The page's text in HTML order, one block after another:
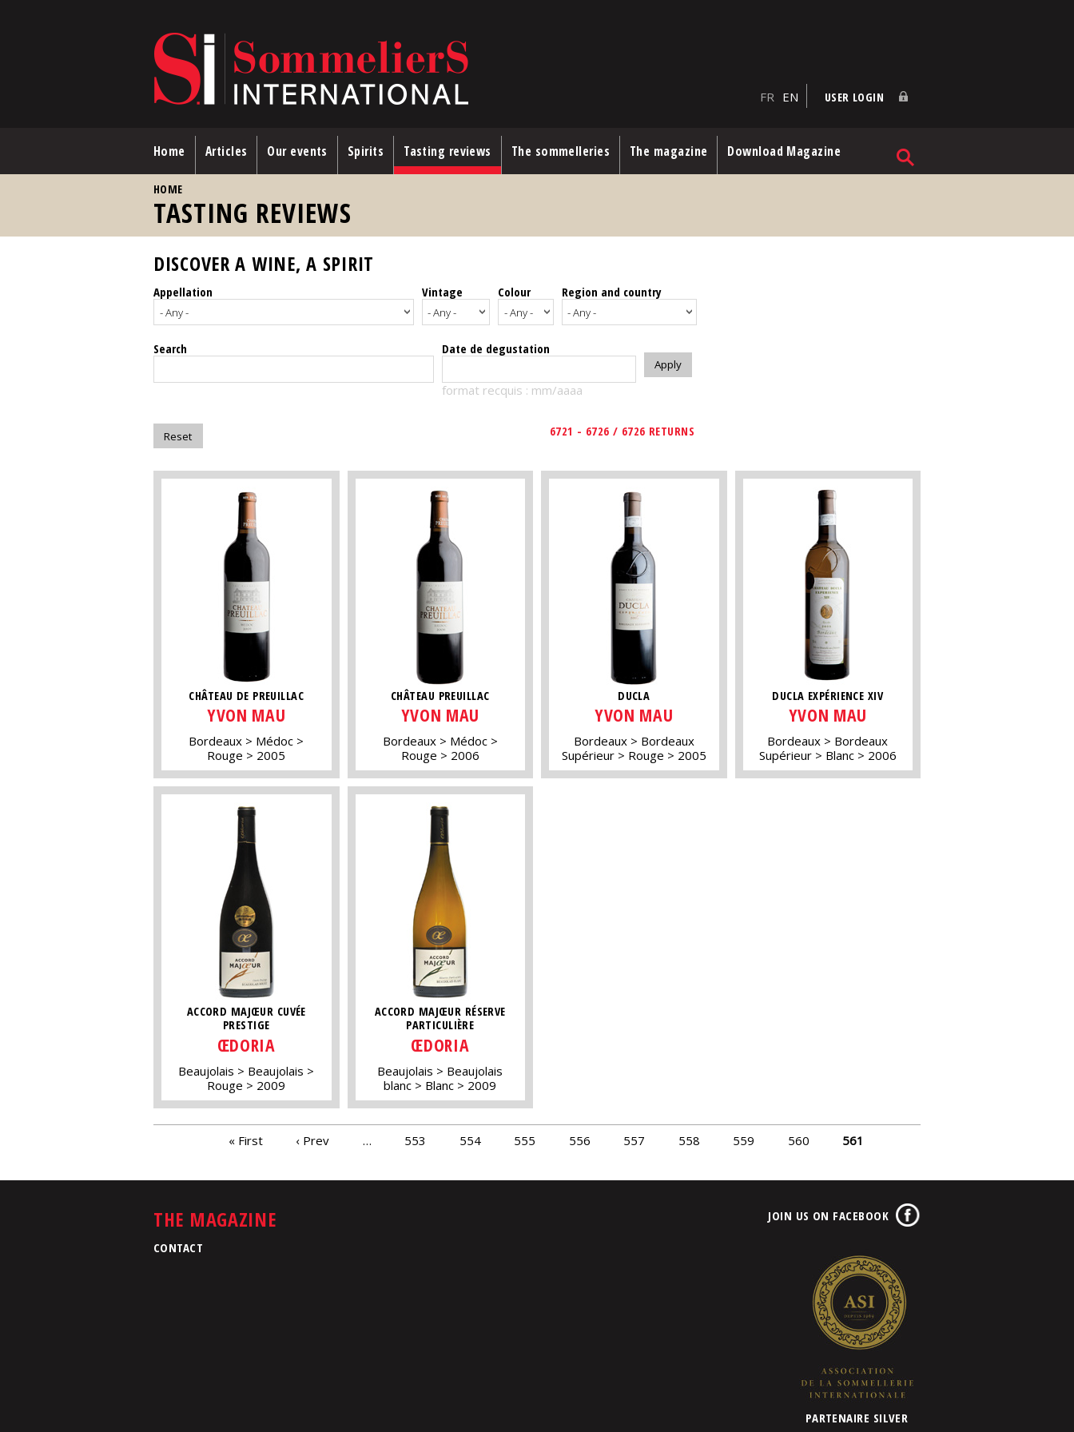
FR EN USER LOGIN
Home Articles Our events Spirits Tasting reviews The sommelleries The magazine Download Magazine
HOME
TASTING REVIEWS
DISCOVER A WINE, A SPIRIT
Appellation Vintage Colour Region and country
Search Date de degustation
format recquis : mm/aaaa
6721 - 6726 / 6726 RETURNS
CHÂTEAU DE PREUILLAC
YVON MAU
Bordeaux
Médoc
Rouge
2005
CHÂTEAU PREUILLAC
YVON MAU
Bordeaux
Médoc
Rouge
2006
DUCLA
YVON MAU
Bordeaux
Bordeaux
Supérieur
Rouge 2005
DUCLA EXPÉRIENCE XIV
YVON MAU
Bordeaux
Bordeaux
Supérieur
Blanc 2006
ACCORD MAJŒUR CUVÉE
PRESTIGE
ŒDORIA
Beaujolais
Beaujolais
Rouge
2009
ACCORD MAJŒUR RÉSERVE
PARTICULIÈRE
ŒDORIA
Beaujolais
Beaujolais
blanc
Blanc 2009
« First ‹ Prev … 553 554 555 556 557 558 559 560 561
THE MAGAZINE
CONTACT
JOIN US ON FACEBOOK
PARTENAIRE SILVER